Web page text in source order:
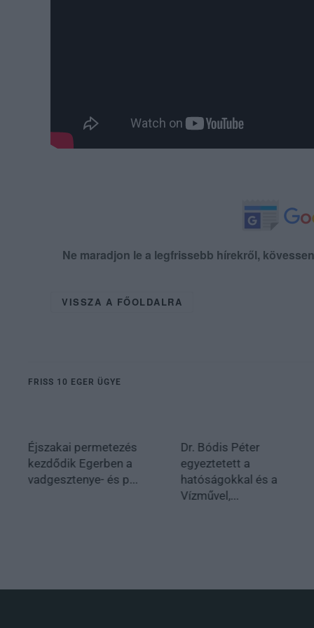
Ne maradjon le a legfrissebb hírekről,
VISSZA A FŐOLDALRA
FRISS 10 EGER ÜGYE
Éjszakai permetezés
kezdődik Egerben a
vadgesztenye- és p...
Dr. Bódis Péter
egyeztetett a
hatóságokkal és a
Vízművel,...